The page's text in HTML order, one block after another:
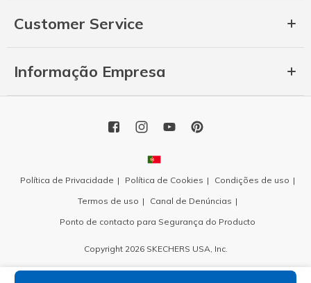
Customer Service
Informação Empresa
Política de Privacidade Política de Cookies
Condições de uso
Termos de uso
Canal de Denúncias
Ponto de contacto para Segurança do Producto
Copyright 2026 SKECHERS USA, Inc.